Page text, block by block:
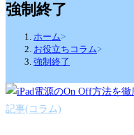
強制終了
ホーム>
お役立ちコラム>
強制終了
記事(コラム)